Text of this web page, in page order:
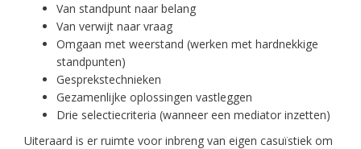
Van standpunt naar belang
Van verwijt naar vraag
Omgaan met weerstand (werken met hardnekkige
standpunten)
Gesprekstechnieken
Gezamenlijke oplossingen vastleggen
Drie selectiecriteria (wanneer een mediator inzetten)
Uiteraard is er ruimte voor inbreng van eigen casuïstiek om